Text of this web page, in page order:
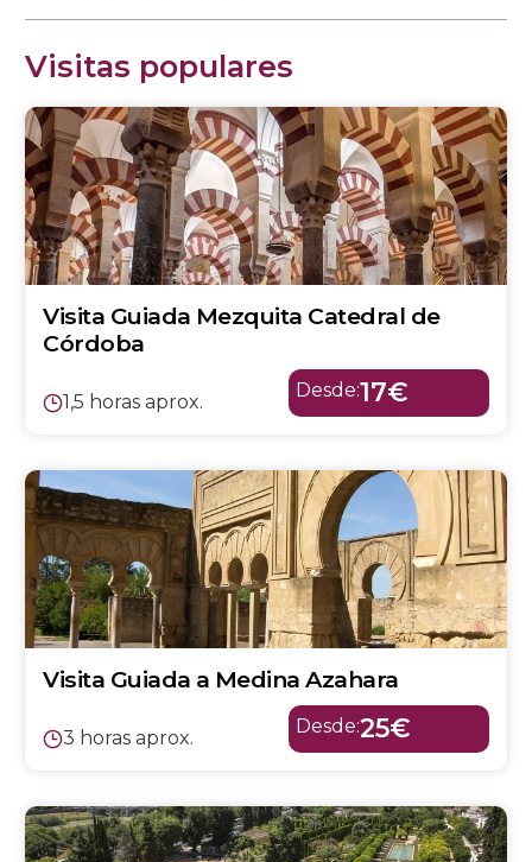
Visitas populares
Visita Guiada Mezquita Catedral de
Córdoba
1,5 horas aprox.
Desde:17€
Visita Guiada a Medina Azahara
3 horas aprox.
Desde:25€